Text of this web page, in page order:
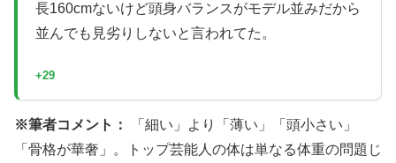
長160cmないけど頭身バランスがモデル並みだから
並んでも見劣りしないと言われてた。
+29
※筆者コメント：
「細い」より「薄い」「頭小さい」
「骨格が華奢」。トップ芸能人の体は単なる体重の問題じ